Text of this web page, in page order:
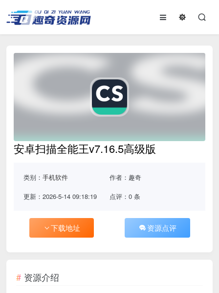
安卓扫描全能王v7.16.5高级版
类别：手机软件 作者：趣奇
更新：2026-5-14 09:18:19 点评：0 条
下载地址 资源点评
资源介绍